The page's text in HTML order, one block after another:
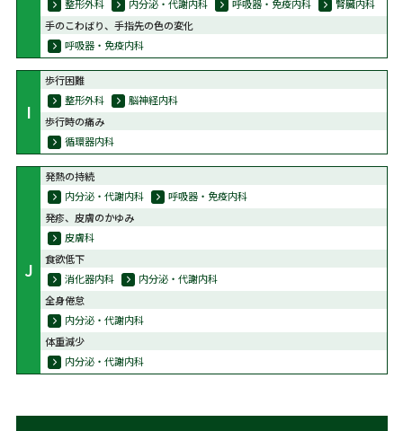
整形外科 内分泌・代謝内科 呼吸器・免疫内科
腎臓内科
手のこわばり、手指先の色の変化
呼吸器・免疫内科
I
歩行困難
整形外科
脳神経内科
歩行時の痛み
循環器内科
J
発熱の持続
内分泌・代謝内科
呼吸器・免疫内科
発疹、皮膚のかゆみ
皮膚科
食欲低下
消化器内科
内分泌・代謝内科
全身倦怠
内分泌・代謝内科
体重減少
内分泌・代謝内科